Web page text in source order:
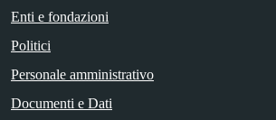
Enti e fondazioni
Politici
Personale amministrativo
Documenti e Dati